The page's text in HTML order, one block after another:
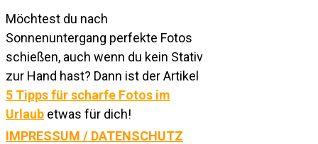
Möchtest du nach
Sonnenuntergang perfekte Fotos
schießen, auch wenn du kein Stativ
zur Hand hast? Dann ist der Artikel
5 Tipps für scharfe Fotos im
Urlaub etwas für dich!
IMPRESSUM / DATENSCHUTZ